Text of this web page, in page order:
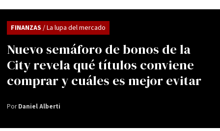
Nuevo semáforo de bonos de la
City revela qué títulos conviene
comprar y cuáles es mejor evitar
FINANZAS / La lupa del mercado
PorDaniel Alberti